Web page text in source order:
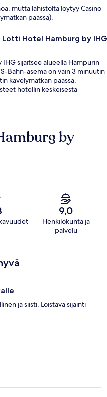
mutta lähistöltä löytyy Casino
päässä).
Lotti Hotel Hamburg by IHG
sijaitsee alueella Hampurin
Bahn-asema on vain 3 minuutin
kävelymatkan päässä.
hotellin keskeisestä
by
9,0
Henkilökunta ja
palvelu
ja siisti. Loistava sijainti